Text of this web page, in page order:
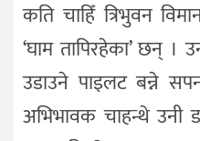
कति चाहिँ त्रिभुवन
‘घाम तापिरहेका’ छन्
उडाउने पाइलट बन्ने
अभिभावक चाहन्थे उनी